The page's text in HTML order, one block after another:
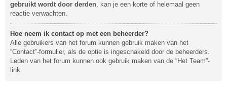
gebruikt wordt door derden, kan je een korte of helemaal geen
reactie verwachten.
Hoe neem ik contact op met een beheerder?
Alle gebruikers van het forum kunnen gebruik maken van het
“Contact”-formulier, als de optie is ingeschakeld door de beheerders.
Leden van het forum kunnen ook gebruik maken van de “Het Team”-
link.